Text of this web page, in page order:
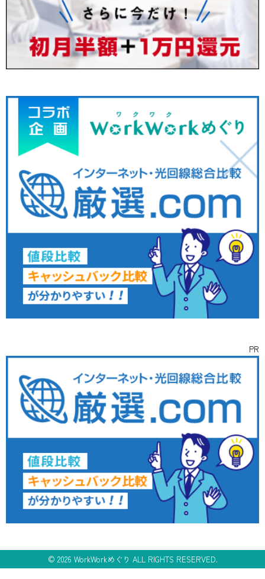
PR
© 2026 WorkWorkめぐり ALL RIGHTS RESERVED.